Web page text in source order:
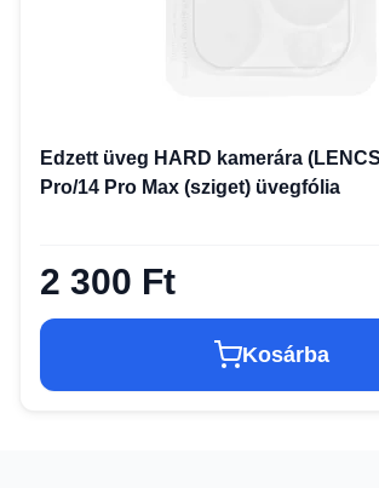
Edzett üveg HARD kamerára
Pro/14 Pro Max (sziget) üvegfólia
2 300 Ft
Kosárba